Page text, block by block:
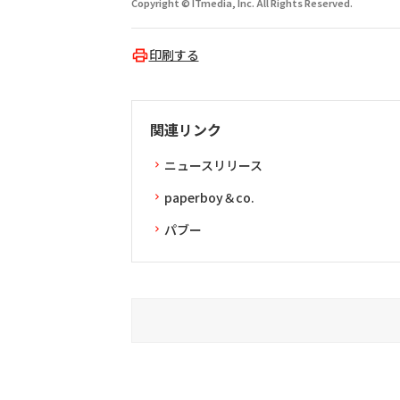
印刷する
関連リンク
ニュースリリース
paperboy＆co.
パブー